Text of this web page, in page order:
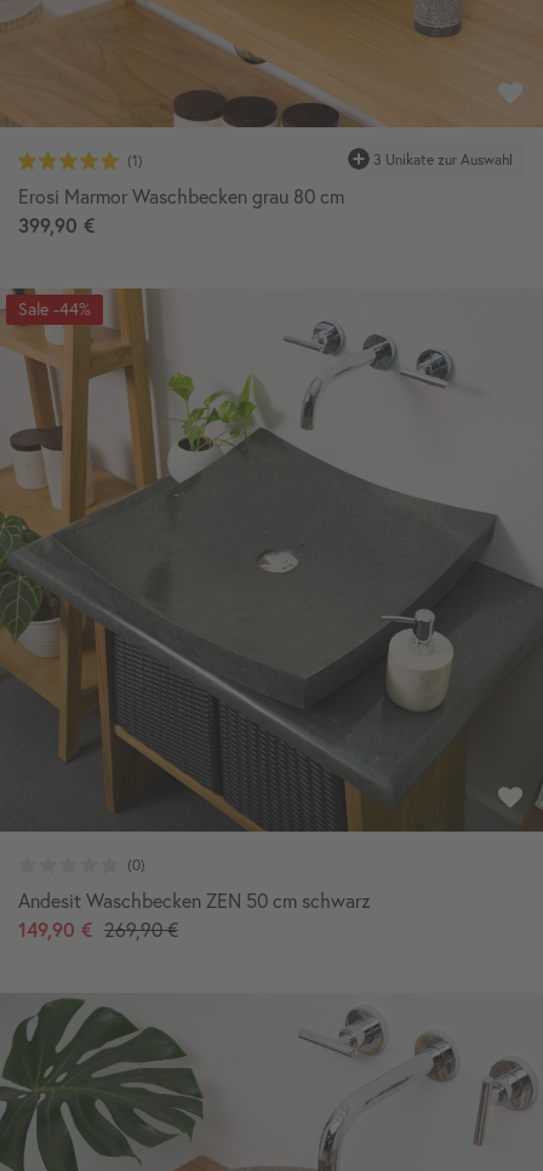
Erosi Marmor Waschbecken grau 80 cm
399,90 €
-44%
Andesit Waschbecken ZEN 50 cm schwarz
149,90 € 269,90 €